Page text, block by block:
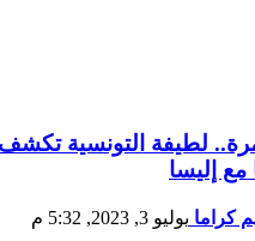
لطيفة التونسية
مع إليسا
كراما يوليو 3, 2023, 5:32 م